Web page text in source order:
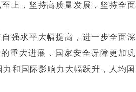
上，坚持高质量发展，坚持全面
强水平大幅提高，进一步全面深
重大进展，国家安全屏障更加巩
和国际影响力大幅跃升，人均国